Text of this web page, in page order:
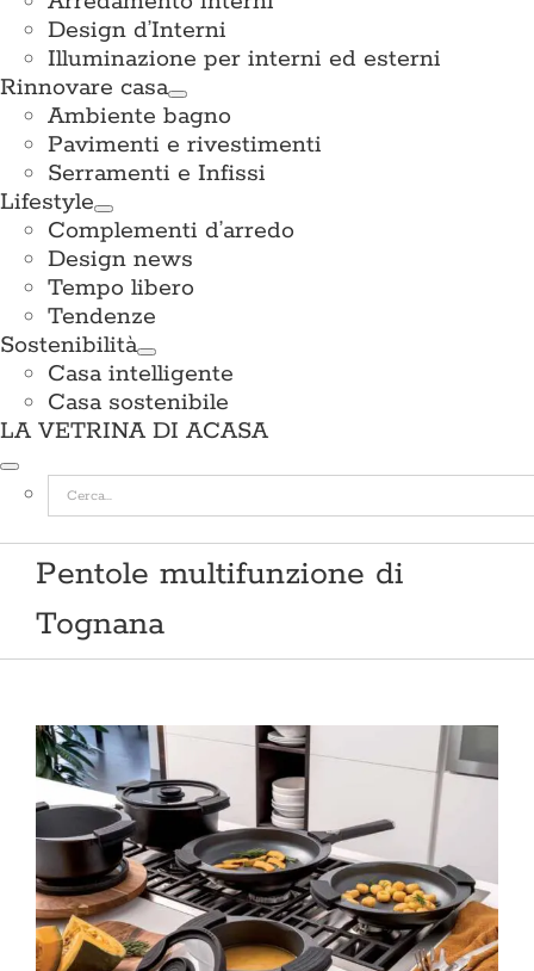
Design d’Interni
Illuminazione per interni ed esterni
Rinnovare casa
Ambiente bagno
Pavimenti e rivestimenti
Serramenti e Infissi
Lifestyle
Complementi d’arredo
Design news
Tempo libero
Tendenze
Sostenibilità
Casa intelligente
Casa sostenibile
LA VETRINA DI ACASA
Cerca
per:
Pentole multifunzione di
Tognana